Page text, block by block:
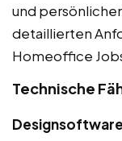
und
detaillierten
Homeoffice
Technische